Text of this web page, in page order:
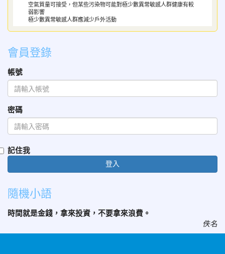
空氣質量可接受，但某些污染物可能對極少數異常敏感人群健康有較
弱影響
極少數異常敏感人群應減少戶外活動
會員登錄
帳號
密碼
記住我
登入
隨機小語
時間就是金錢，拿來投資，不要拿來浪費。
佚名